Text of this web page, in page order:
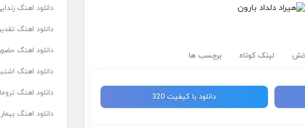
لینک کوتاه برچسب ها
دانلود با کیفیت 320
دانلود اهنگ
دانلود اهنگ
دانلود اهنگ
دانلود اهنگ
دانلود اهنگ
دانلود اهنگ